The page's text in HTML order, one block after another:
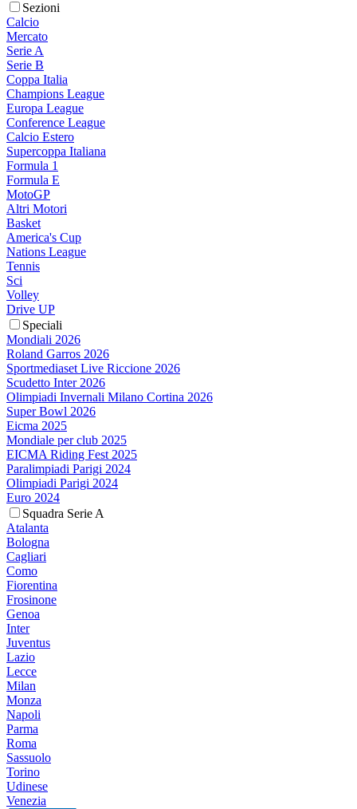
Sezioni
Calcio
Mercato
Serie A
Serie B
Coppa Italia
Champions League
Europa League
Conference League
Calcio Estero
Supercoppa Italiana
Formula 1
Formula E
MotoGP
Altri Motori
Basket
America's Cup
Nations League
Tennis
Sci
Volley
Drive UP
Speciali
Mondiali 2026
Roland Garros 2026
Sportmediaset Live Riccione 2026
Scudetto Inter 2026
Olimpiadi Invernali Milano Cortina 2026
Super Bowl 2026
Eicma 2025
Mondiale per club 2025
EICMA Riding Fest 2025
Paralimpiadi Parigi 2024
Olimpiadi Parigi 2024
Euro 2024
Squadra Serie A
Atalanta
Bologna
Cagliari
Como
Fiorentina
Frosinone
Genoa
Inter
Juventus
Lazio
Lecce
Milan
Monza
Napoli
Parma
Roma
Sassuolo
Torino
Udinese
Venezia